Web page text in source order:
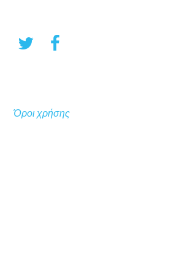
Όροι χρήσης